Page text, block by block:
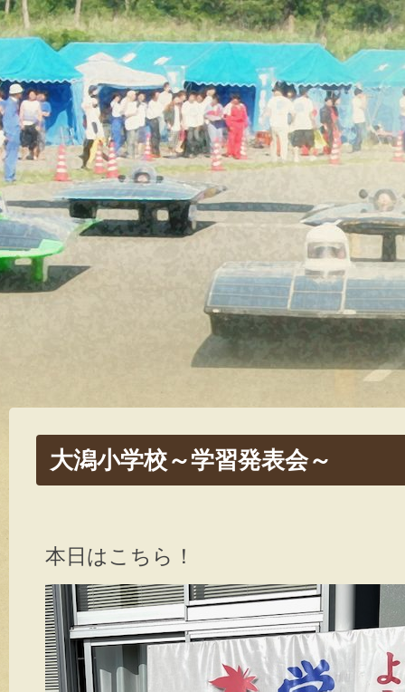
大潟小学校～学習発表会～
本日はこちら！